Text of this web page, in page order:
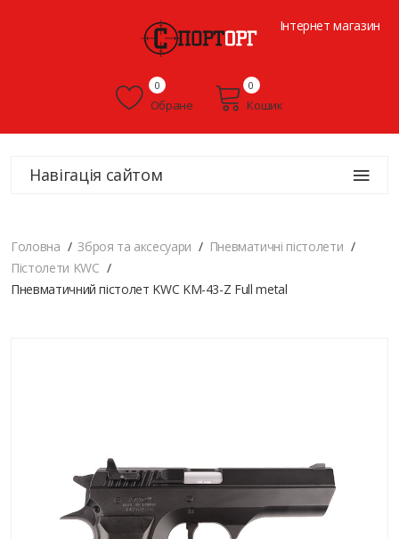
Інтернет магазин
Обране
0
Кошик
0
Навігація сайтом
Головна Зброя та аксесуари
Пневматичні пістолети
Пістолети KWC
Пневматичний пістолет KWC KM-43-Z Full metal